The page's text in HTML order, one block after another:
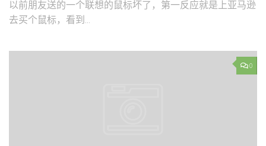
以前朋友送的一个联想的鼠标坏了，第一反应就是上亚马逊
去买个鼠标，看到...
0